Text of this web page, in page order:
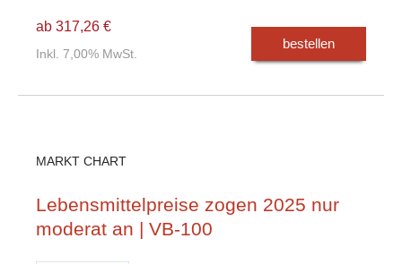
ab 317,26 €
Inkl. 7,00% MwSt.
bestellen
MARKT CHART
Lebensmittelpreise zogen 2025 nur
moderat an | VB-100